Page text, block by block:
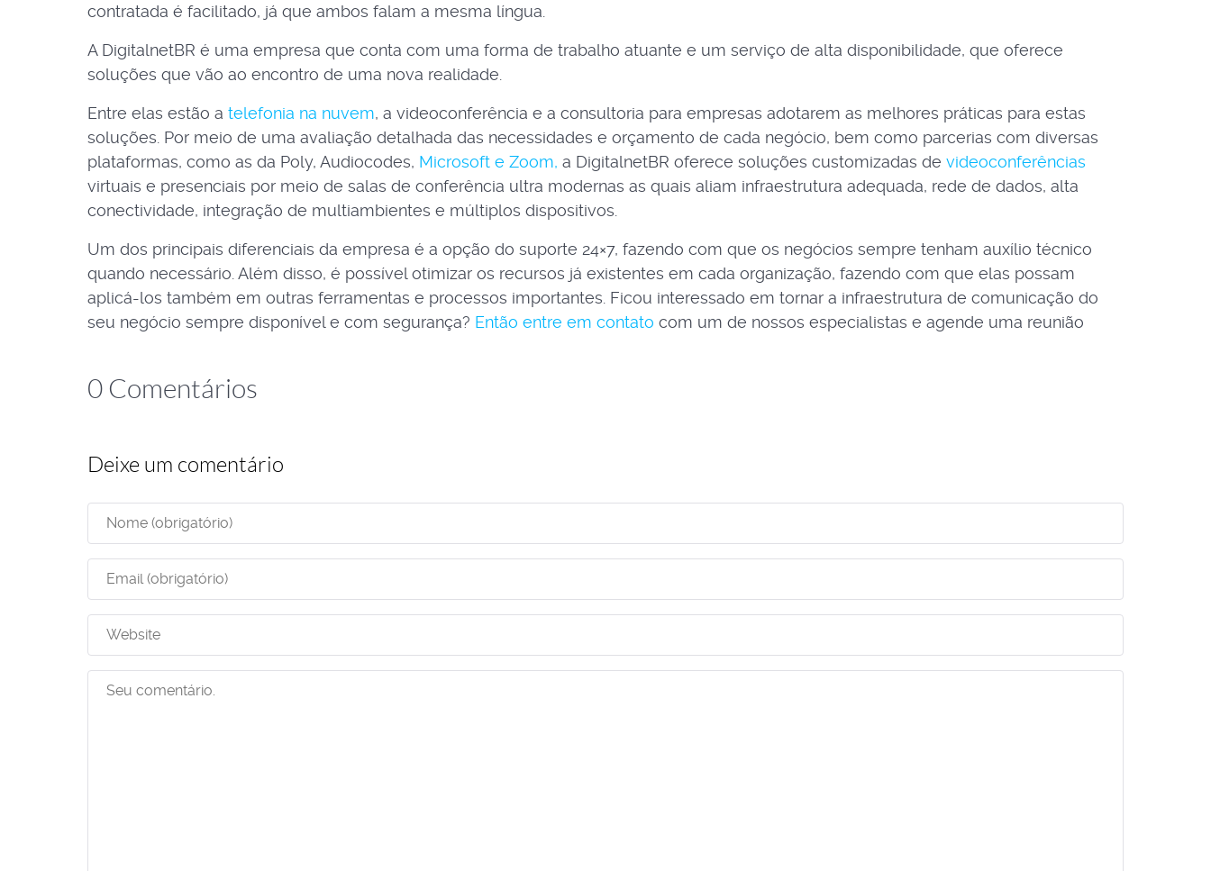
contratada é facilitado, já que ambos falam a mesma língua.
A DigitalnetBR é uma empresa que conta com uma forma de trabalho atuante e um serviço de alta disponibilidade, que oferece
soluções que vão ao encontro de uma nova realidade.
Entre elas estão a telefonia na nuvem, a videoconferência e a consultoria para empresas adotarem as melhores práticas para estas
soluções. Por meio de uma avaliação detalhada das necessidades e orçamento de cada negócio, bem como parcerias com diversas
plataformas, como as da Poly, Audiocodes, Microsoft e Zoom, a DigitalnetBR oferece soluções customizadas de videoconferências
virtuais e presenciais por meio de salas de conferência ultra modernas as quais aliam infraestrutura adequada, rede de dados, alta
conectividade, integração de multiambientes e múltiplos dispositivos.
Um dos principais diferenciais da empresa é a opção do suporte 24×7, fazendo com que os negócios sempre tenham auxílio técnico
quando necessário. Além disso, é possível otimizar os recursos já existentes em cada organização, fazendo com que elas possam
aplicá-los também em outras ferramentas e processos importantes. Ficou interessado em tornar a infraestrutura de comunicação do
seu negócio sempre disponível e com segurança? Então entre em contato com um de nossos especialistas e agende uma reunião
0 Comentários
Deixe um comentário